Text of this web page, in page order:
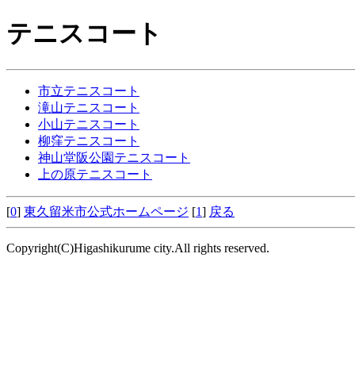
テニスコート
市立テニスコート
滝山テニスコート
小山テニスコート
柳窪テニスコート
神山堂阪公園テニスコート
上の原テニスコート
[0] 東久留米市公式ホームページ [1] 戻る
Copyright(C)Higashikurume city.All rights reserved.